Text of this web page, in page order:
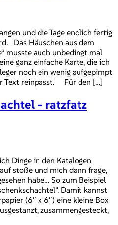
und die Tage endlich fertig
Das Häuschen aus dem
musste auch unbedingt mal
ganz einfache Karte, die ich
noch ein wenig aufgepimpt
Text reinpasst. Für den […]
– ratzfatz
Dinge in den Katalogen
stoße und mich dann frage,
habe… So zum Beispiel
Damit kannst
(6″ x 6″) eine kleine Box
zusammengesteckt,